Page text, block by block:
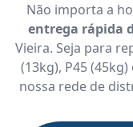
Não importa a
entrega rápida
Vieira. Seja para
(13kg), P45
nossa rede de